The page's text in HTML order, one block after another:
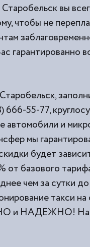
вы
чтобы не
гарантированно
55-77,
и
мы
будет
от базового
чем за сутки
такси
НАДЕЖНО! Нас